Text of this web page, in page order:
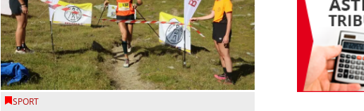
SPORT